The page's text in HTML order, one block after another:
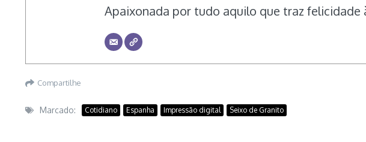
Apaixonada por tudo aquilo que traz
Compartilhe
Marcado: Cotidiano Espanha Impressão digital Seixo de Granito